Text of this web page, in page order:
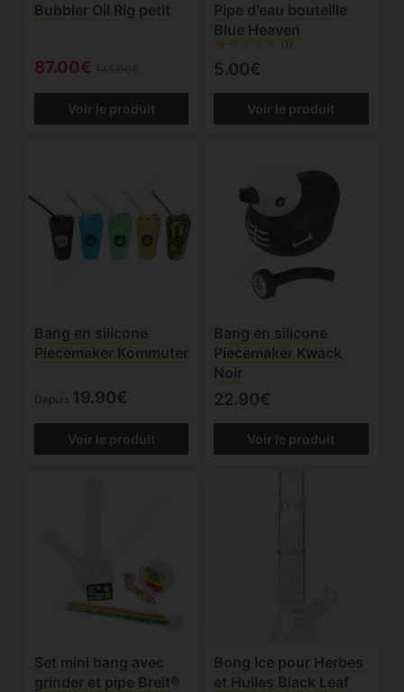
Bubbler Oil Rig petit
87.00€
Voir le produit
Pipe d'eau bouteille
Blue Heaven
(1)
5.00€
Voir le produit
Bang en silicone
Piecemaker Kommuter
Depuis 19.90€
Voir le produit
Bang en silicone
Piecemaker Kwack
Noir
22.90€
Voir le produit
Set mini bang avec
grinder et pipe Breit®
Bong Ice pour Herbes
et Huiles Black Leaf